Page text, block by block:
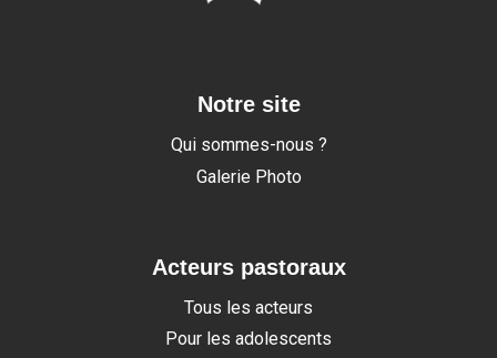
Notre site
Qui sommes-nous ?
Galerie Photo
Acteurs pastoraux
Tous les acteurs
Pour les adolescents